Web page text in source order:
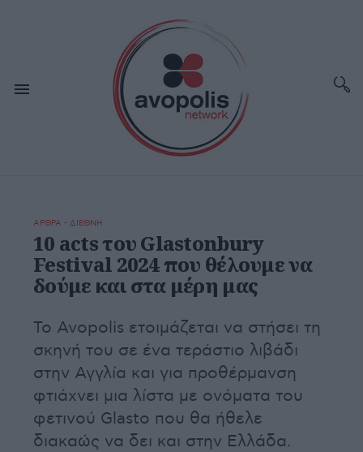
ΑΡΘΡΑ - ΔΙΕΘΝΗ
10 acts του Glastonbury
Festival 2024 που θέλουμε να
δούμε και στα μέρη μας
Το Avopolis ετοιμάζεται να στήσει τη
σκηνή του σε ένα τεράστιο λιβάδι
στην Αγγλία και για προθέρμανση
φτιάχνει μια λίστα με ονόματα του
φετινού Glasto που θα ήθελε
διακαώς να δει και στην Ελλάδα.